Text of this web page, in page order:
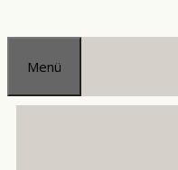
Zum
Inhalt
springen
Menü